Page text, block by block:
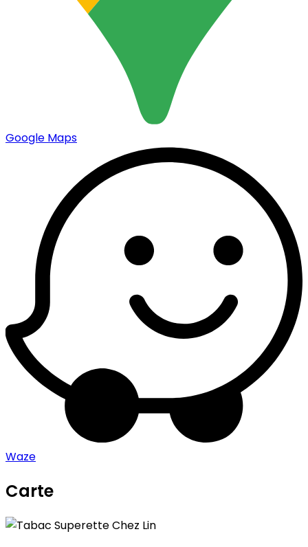
Google Maps
Waze
Carte
Tabac Superette Chez Lin
+